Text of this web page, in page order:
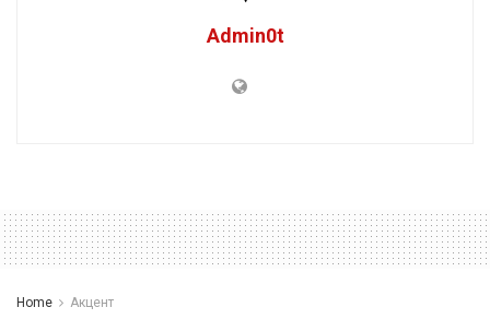
Admin0t
Home Акцент